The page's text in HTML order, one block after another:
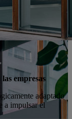
empresas
adaptado
a impulsar el